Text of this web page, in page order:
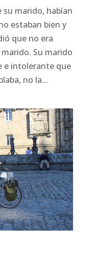
su marido, habían
estaban bien y
que no era
Su marido
e intolerante que
no la...